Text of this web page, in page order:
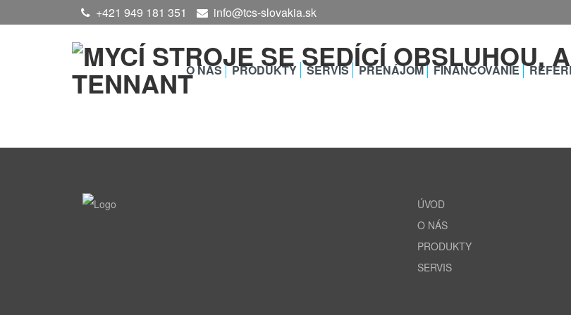
+421 949 181 351 info@tcs-slovakia.sk
O NÁS PRODUKTY SERVIS PRENÁJOM FINANCOVANIE
ÚVOD
O NÁS
PRODUKTY
SERVIS